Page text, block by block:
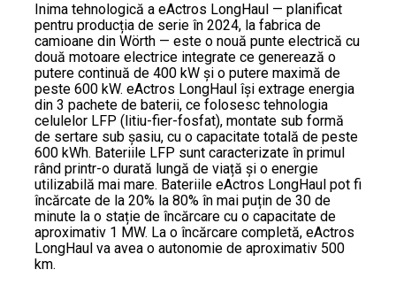
Inima tehnologică a eActros LongHaul — planificat
pentru producția de serie în 2024, la fabrica de
camioane din Wörth — este o nouă punte electrică cu
două motoare electrice integrate ce generează o
putere continuă de 400 kW și o putere maximă de
peste 600 kW. eActros LongHaul își extrage energia
din 3 pachete de baterii, ce folosesc tehnologia
celulelor LFP (litiu-fier-fosfat), montate sub formă
de sertare sub șasiu, cu o capacitate totală de peste
600 kWh. Bateriile LFP sunt caracterizate în primul
rând printr-o durată lungă de viață și o energie
utilizabilă mai mare. Bateriile eActros LongHaul pot fi
încărcate de la 20% la 80% în mai puțin de 30 de
minute la o stație de încărcare cu o capacitate de
aproximativ 1 MW. La o încărcare completă, eActros
LongHaul va avea o autonomie de aproximativ 500
km.